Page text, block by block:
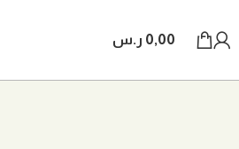
0,00 ر.س